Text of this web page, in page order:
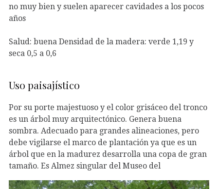
no muy bien y suelen aparecer cavidades a los pocos
años
Salud: buena Densidad de la madera: verde 1,19 y
seca 0,5 a 0,6
Uso paisajístico
Por su porte majestuoso y el color grisáceo del tronco
es un árbol muy arquitectónico. Genera buena
sombra. Adecuado para grandes alineaciones, pero
debe vigilarse el marco de plantación ya que es un
árbol que en la madurez desarrolla una copa de gran
tamaño. Es Almez singular del Museo del